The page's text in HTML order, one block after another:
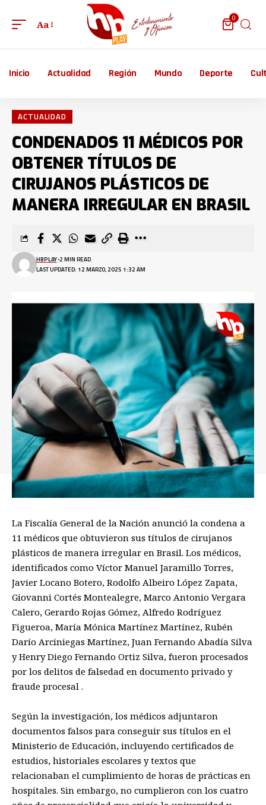
Aa
0
Inicio Actualidad Región Mundo Deporte
ACTUALIDAD
CONDENADOS 11 MÉDICOS POR
OBTENER TÍTULOS DE
CIRUJANOS PLÁSTICOS DE
MANERA IRREGULAR EN BRASIL
LAST UPDATED: 12 MARZO, 2025 1:32 AM
HBPLAY 2 MIN READ
La Fiscalía General de la Nación anunció la condena a
11 médicos que obtuvieron sus títulos de cirujanos
plásticos de manera irregular en Brasil. Los médicos,
identificados como Víctor Manuel Jaramillo Torres,
Javier Locano Botero, Rodolfo Albeiro López Zapata,
Giovanni Cortés Montealegre, Marco Antonio Vergara
Calero, Gerardo Rojas Gómez, Alfredo Rodríguez
Figueroa, María Mónica Martínez Martínez, Rubén
Darío Arciniegas Martínez, Juan Fernando Abadía Silva
y Henry Diego Fernando Ortiz Silva, fueron procesados
por los delitos de falsedad en documento privado y
fraude procesal .
Según la investigación, los médicos adjuntaron
documentos falsos para conseguir sus títulos en el
Ministerio de Educación, incluyendo certificados de
estudios, historiales escolares y textos que
relacionaban el cumplimiento de horas de prácticas en
hospitales. Sin embargo, no cumplieron con los cuatro